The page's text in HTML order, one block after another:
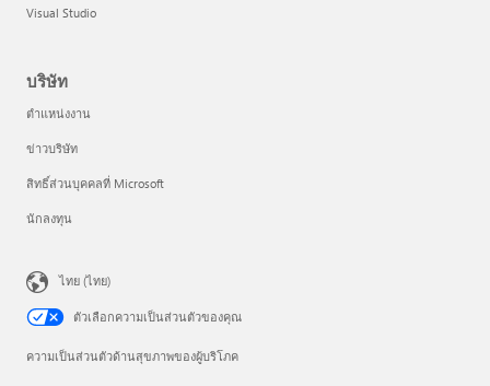
Visual Studio
บริษัท
ตำแหน่งงาน
ข่าวบริษัท
สิทธิ์ส่วนบุคคลที่ Microsoft
นักลงทุน
ไทย (ไทย)
ตัวเลือกความเป็นส่วนตัวของคุณ
ความเป็นส่วนตัวด้านสุขภาพของผู้บริโภค